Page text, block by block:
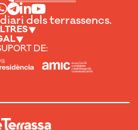
dels terrassencs.
DE: